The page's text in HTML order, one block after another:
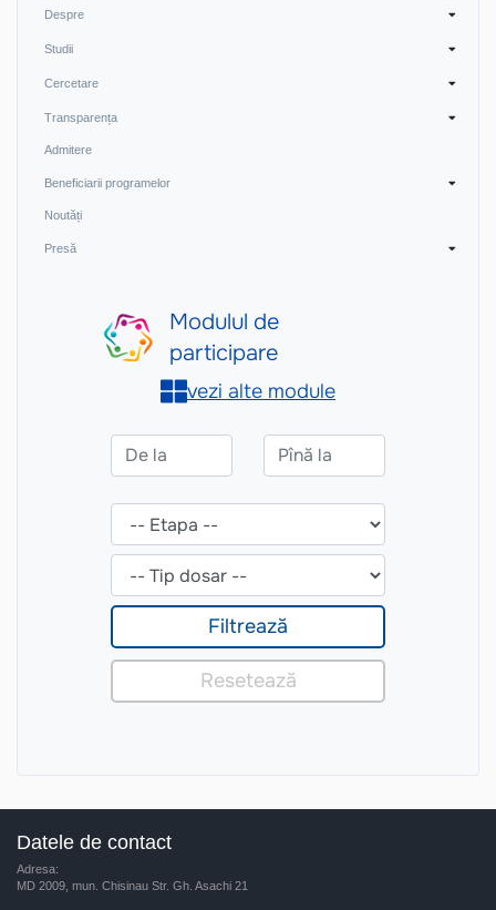
Despre
Studii
Cercetare
Transparența
Admitere
Beneficiarii programelor
Noutăți
Presă
Datele de contact
Adresa:
MD 2009, mun. Chisinau Str. Gh. Asachi 21